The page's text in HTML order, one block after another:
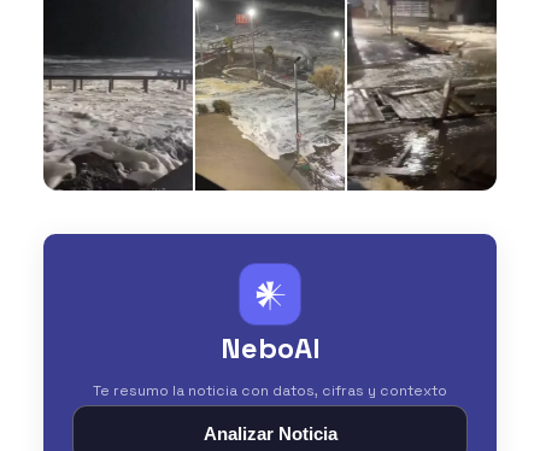
𒀭
NeboAI
Te resumo la noticia con datos, cifras y contexto
Analizar Noticia